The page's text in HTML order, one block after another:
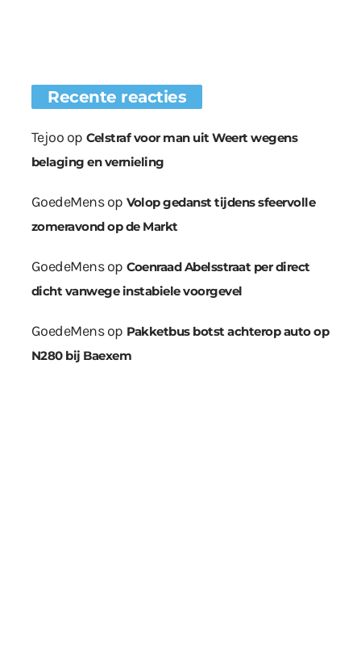
Recente reacties
Tejoo op Celstraf voor man uit Weert wegens
belaging en vernieling
GoedeMensop Volop gedanst tijdens sfeervolle
zomeravond op de Markt
GoedeMensop Coenraad Abelsstraat per direct
dicht vanwege instabiele voorgevel
GoedeMensop Pakketbus botst achterop auto op
N280 bij Baexem